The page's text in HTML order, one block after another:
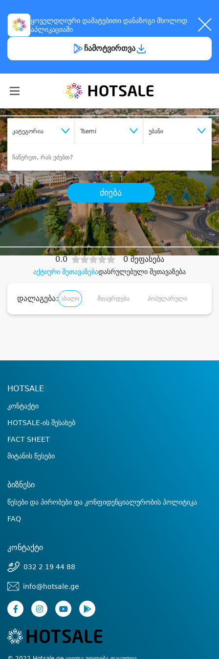
ყოველდღიური დამატებითი დანაზოგი მხოლოდ
აპლიკაციაში
ჩამოტვირთვა
კატეგორია Tsemi უბანი
ძიება
შეიძინესასურველი მომსახურება
დიდი დანაზოგით
აქტიური შეთავაზებადასრულებული შეთავაზება
0.0 0 შეფასება
დალაგება: ახალი მთავრდება პოპულარული
HOTSALE
კონტაქტი
HOTSALE-ის შესახებ
FACT SHEET
მიტანის წესები
ბიზნესი
წესები და პირობები და კონფიდენციალურობის პოლიტიკა
FAQ
კონტაქტი
032 2 19 44 88
info@hotsale.ge